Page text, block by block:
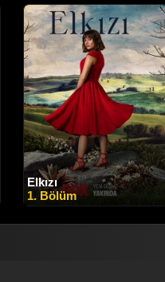
Elkızı
1. Bölüm